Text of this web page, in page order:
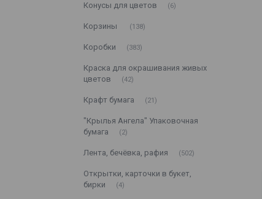
Конусы для цветов 6
Корзины 138
Коробки 383
Краска для окрашивания живых
цветов
42
Крафт бумага 21
"Крылья Ангела" Упаковочная
бумага
2
Лента, бечёвка, рафия 502
Открытки, карточки в букет,
бирки
4